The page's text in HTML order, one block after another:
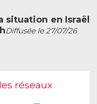
situation en Israël
Diffusée le 27/07/26
réseaux